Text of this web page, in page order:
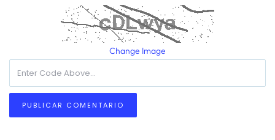
Change Image